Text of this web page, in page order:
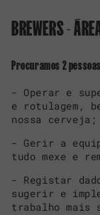
BREWERS -
Procuramos 2
- Operar e
e rotulagem,
nossa cerveja;
- Gerir a
tudo mexe e
- Registar
sugerir e
trabalho mais